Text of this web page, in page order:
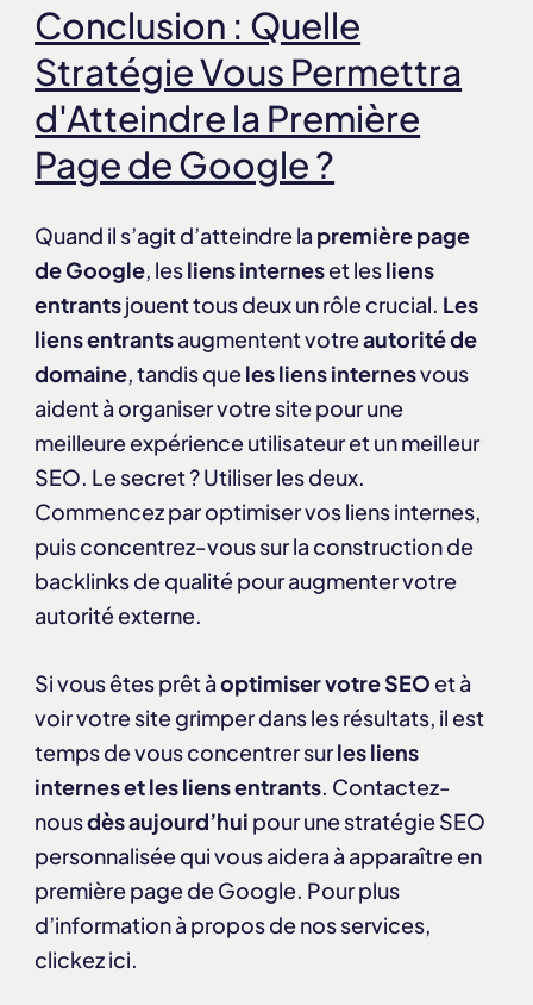
Conclusion : Quelle
Stratégie Vous Permettra
d'Atteindre la Première
Page de Google ?
Quand il s’agit d’atteindre la première page
de Google, lesliens interneset lesliens
entrantsjouent tous deux un rôle crucial. Les
liens entrantsaugmentent votreautorité de
domaine, tandis queles liens internesvous
aident à organiser votre site pour une
meilleure expérience utilisateur et un meilleur
SEO. Le secret ? Utiliser les deux.
Commencez par optimiser vos liens internes,
puis concentrez-vous sur la construction de
backlinks de qualité pour augmenter votre
autorité externe.
Si vous êtes prêt àoptimiser votre SEO et à
voir votre site grimper dans les résultats, il est
temps de vous concentrer surles liens
internes et les liens entrants. Contactez-
nousdès aujourd’hui pour une stratégie SEO
personnalisée qui vous aidera à apparaître en
première page de Google. Pour plus
d’information à propos de nos services,
clickezici.